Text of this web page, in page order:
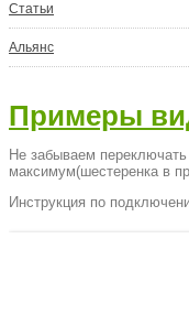
Статьи
Альянс
Примеры
Не забываем
максимум(шестеренка в
Инструкция по